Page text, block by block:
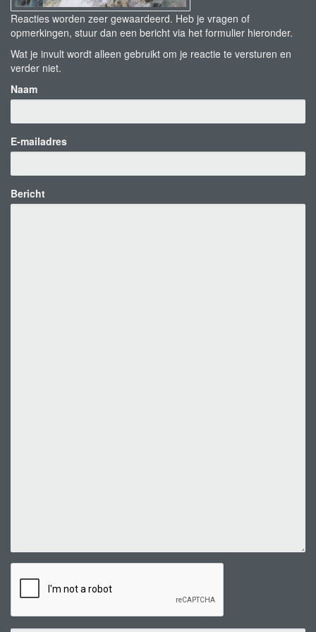
Reacties worden zeer gewaardeerd. Heb je vragen of
opmerkingen, stuur dan een bericht via het formulier hieronder.
Wat je invult wordt alleen gebruikt om je reactie te versturen en
verder niet.
Naam
E-mailadres
Bericht